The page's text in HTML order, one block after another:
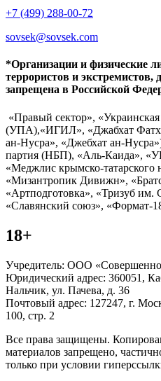
+7 (499) 288-00-72
sovsek@sovsek.com
*Организации и физические
террористов и экстремистов,
запрещена в Российской
«Правый сектор»,
(УПА),«ИГИЛ», «Джабхат
ан-Нусра», «Джебхат ан-
партия (НБП), «Аль-Каида»,
«Меджлис крымско-татарского
«Мизантропик Дивижн»,
«Артподготовка», «Тризуб
«Славянский союз», «Формат-
18+
Учредитель: ООО
Юридический адрес: 360051,
Нальчик, ул. Пачева, д. 36
Почтовый адрес: 127247, г.
100, стр. 2
Все права защищены.
материалов запрещено,
только при условии